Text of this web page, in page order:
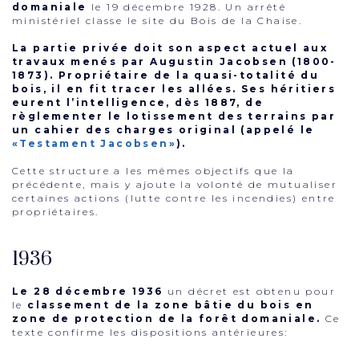
domaniale
le 19 décembre 1928. Un arrêté
ministériel classe le site du Bois de la Chaise.
La partie privée doit son aspect actuel aux
travaux menés par Augustin Jacobsen (1800-
1873). Propriétaire de la quasi-totalité du
bois, il en fit tracer les allées. Ses héritiers
eurent l’intelligence, dès 1887, de
règlementer le lotissement des terrains par
un cahier des charges original (appelé le
«Testament Jacobsen»).
Cette structure a les mêmes objectifs que la
précédente, mais y ajoute la volonté de mutualiser
certaines actions (lutte contre les incendies) entre
propriétaires.
1936
Le 28 décembre 1936 un décret est obtenu pour
le classement de la zone bâtie du bois en
zone de protection de la forêt domaniale. Ce
texte confirme les dispositions antérieures: